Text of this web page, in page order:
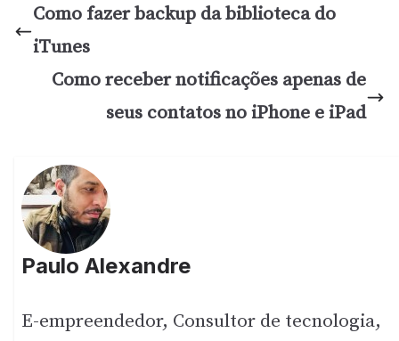
Como fazer backup da biblioteca do
iTunes
Como receber notificações apenas de
seus contatos no iPhone e iPad
Paulo Alexandre
E-empreendedor, Consultor de tecnologia,